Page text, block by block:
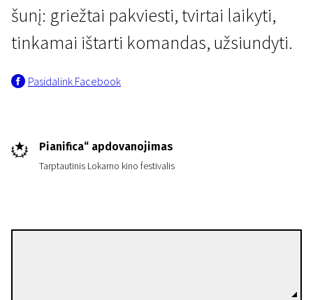
šunį: griežtai pakviesti, tvirtai laikyti,
tinkamai ištarti komandas, užsiundyti.
Pasidalink Facebook
Pianifica“ apdovanojimas
Tarptautinis Lokarno kino festivalis